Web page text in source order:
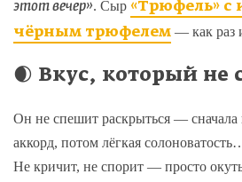
этот вечер». Сыр «Трюфель» с
чёрным трюфелем — как раз
🌒 Вкус, который не
Он не спешит раскрыться —
аккорд, потом лёгкая
Не кричит, не спорит — просто